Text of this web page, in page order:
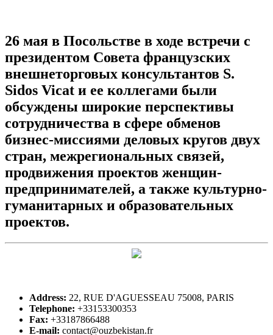
26 мая в Посольстве в ходе встречи с
президентом Совета французских
внешнеторговых консультантов S.
Sidos Vicat и ее коллегами были
обсуждены широкие перспективы
сотрудничества в сфере обменов
бизнес-миссиями деловых кругов двух
стран, межрегиональных связей,
продвижения проектов женщин-
предпринимателей, а также культурно-
гуманитарных и образовательных
проектов.
Address: 22, RUE D'AGUESSEAU 75008, PARIS
Telephone: +33153300353
Fax: +33187866488
E-mail: contact@ouzbekistan.fr